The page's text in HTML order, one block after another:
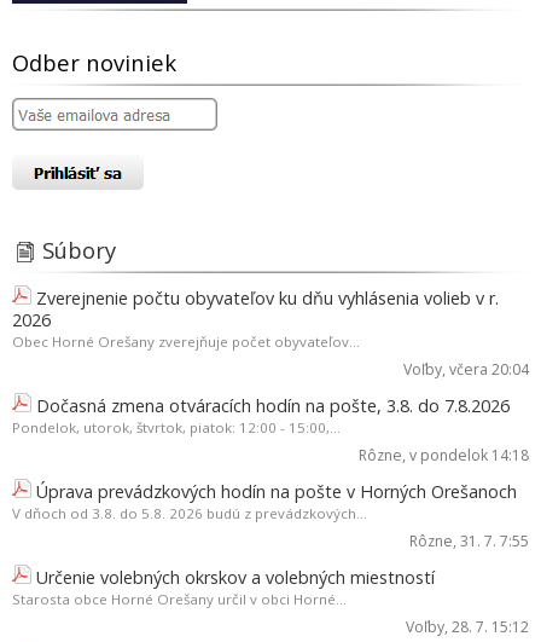
Odber noviniek
Súbory
Zverejnenie počtu obyvateľov ku dňu vyhlásenia volieb v r.
2026
Obec Horné Orešany zverejňuje počet obyvateľov...
Voľby, včera 20:04
Dočasná zmena otváracích hodín na pošte, 3.8. do 7.8.2026
Pondelok, utorok, štvrtok, piatok: 12:00 - 15:00,...
Rôzne, v pondelok 14:18
Úprava prevádzkových hodín na pošte v Horných Orešanoch
V dňoch od 3.8. do 5.8. 2026 budú z prevádzkových...
Rôzne, 31. 7. 7:55
Určenie volebných okrskov a volebných miestností
Starosta obce Horné Orešany určil v obci Horné...
Voľby, 28. 7. 15:12